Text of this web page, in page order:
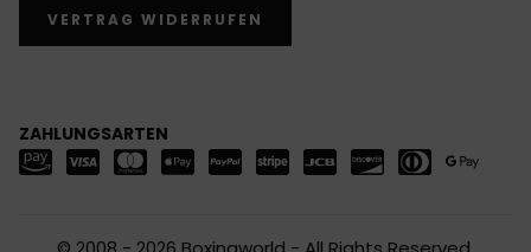
VERTRAG WIDERRUFEN
ZAHLUNGSARTEN